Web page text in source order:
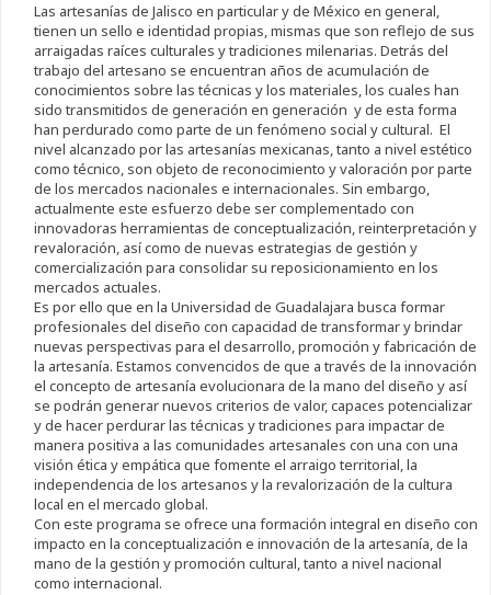
Las artesanías de Jalisco en particular y de México en general,
tienen un sello e identidad propias, mismas que son reflejo de sus
arraigadas raíces culturales y tradiciones milenarias. Detrás del
trabajo del artesano se encuentran años de acumulación de
conocimientos sobre las técnicas y los materiales, los cuales han
sido transmitidos de generación en generación y de esta forma
han perdurado como parte de un fenómeno social y cultural. El
nivel alcanzado por las artesanías mexicanas, tanto a nivel estético
como técnico, son objeto de reconocimiento y valoración por parte
de los mercados nacionales e internacionales. Sin embargo,
actualmente este esfuerzo debe ser complementado con
innovadoras herramientas de conceptualización, reinterpretación y
revaloración, así como de nuevas estrategias de gestión y
comercialización para consolidar su reposicionamiento en los
mercados actuales.
Es por ello que en la Universidad de Guadalajara busca formar
profesionales del diseño con capacidad de transformar y brindar
nuevas perspectivas para el desarrollo, promoción y fabricación de
la artesanía. Estamos convencidos de que a través de la innovación
el concepto de artesanía evolucionara de la mano del diseño y así
se podrán generar nuevos criterios de valor, capaces potencializar
y de hacer perdurar las técnicas y tradiciones para impactar de
manera positiva a las comunidades artesanales con una con una
visión ética y empática que fomente el arraigo territorial, la
independencia de los artesanos y la revalorización de la cultura
local en el mercado global.
Con este programa se ofrece una formación integral en diseño con
impacto en la conceptualización e innovación de la artesanía, de la
mano de la gestión y promoción cultural, tanto a nivel nacional
como internacional.